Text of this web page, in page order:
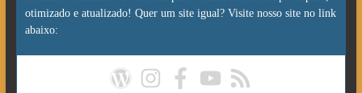
otimizado e atualizado! Quer um site igual? Visite nosso site no link
abaixo: